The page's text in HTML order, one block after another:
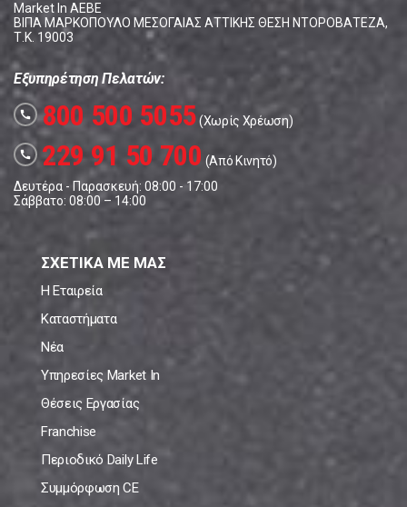
Market In ΑΕΒΕ
ΒΙΠΑ ΜΑΡΚΟΠΟΥΛΟ ΜΕΣΟΓΑΙΑΣ ΑΤΤΙΚΗΣ ΘΕΣΗ ΝΤΟΡΟΒΑΤΕΖΑ,
Τ.Κ. 19003
Εξυπηρέτηση Πελατών:
call 800 500 5055(Χωρίς Χρέωση)
call 229 91 50 700 (Από Κινητό)
Δευτέρα - Παρασκευή: 08:00 - 17:00
Σάββατο: 08:00 – 14:00
ΣΧΕΤΙΚΑ ΜΕ ΜΑΣ
Η Εταιρεία
Καταστήματα
Νέα
Υπηρεσίες Market In
Θέσεις Εργασίας
Franchise
Περιοδικό Daily Life
Συμμόρφωση CE